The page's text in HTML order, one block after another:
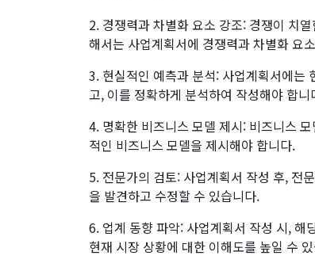
2. 경쟁력과 차별화 요소 강조: 경쟁이 치
해서는 사업계획서에 경쟁력과 차별화 요
3. 현실적인 예측과 분석: 사업계획서에는
고, 이를 정확하게 분석하여 작성해야 합니
4. 명확한 비즈니스 모델 제시: 비즈니스
적인 비즈니스 모델을 제시해야 합니다.
5. 전문가의 검토: 사업계획서 작성 후, 전
을 발견하고 수정할 수 있습니다.
6. 업계 동향 파악: 사업계획서 작성 시, 해
현재 시장 상황에 대한 이해도를 높일 수